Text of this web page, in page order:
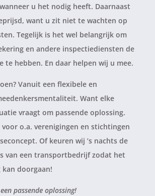
u het nodig heeft. Daarnaast
want u zit niet te wachten op
Tegelijk is het wel belangrijk om
en andere inspectiediensten de
te hebben. En daar helpen wij u mee.
Vanuit een flexibele en
Want elke
vraagt om passende oplossing.
o.a. verenigingen en stichtingen
Of keuren wij ’s nachts de
van een transportbedrijf zodat het
kan doorgaan!
passende oplossing!